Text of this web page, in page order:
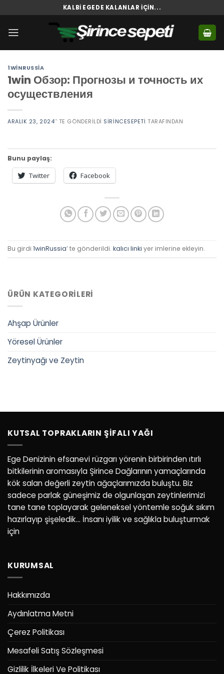
to
content
KALBI EGEDE KALANLAR İÇIN...
1WINRUSSIA
1win Обзор: Прогнозы и точность их
осуществления
ARALIK 23, 2024’' TE GÖNDERILDI SIRINCESEPETI TARAFINDAN
Bunu paylaş:
Twitter Facebook
Bu girdi 1winRussia’ te gönderildi. kalıcı linki yer imlerine ekleyin.
ÜRÜN KATEGORILERI
Ahşap Ürünler
Yöresel Ürünler
Zeytinyağı ve Zeytin
KUTSAL TOPRAKLARIN ŞIFALI YAĞI
Ege Denizinin efsanevi rüzgarı yörenin birbirinden ıtırlı
bitkilerinin aromasıyla Şirince Dağlarının yamaçlarında
kök salan değerli zeytin ağaçlarımızda buluştu. Biz
sadece parlak güneşimiz de olgunlaşan zeytinlerimizi
tane tane toplayarak geleneksel yöntemle soğuk sıkım
hazırlayıp şişeledik… İnsanı iyilik ve sağlıkla buluşturmak
için
KURUMSAL
Hakkımızda
Aydınlatma Metni
Çerez Politikası
Mesafeli Satış Sözleşmesi
Gizlilik İlkeleri Ve Politikası